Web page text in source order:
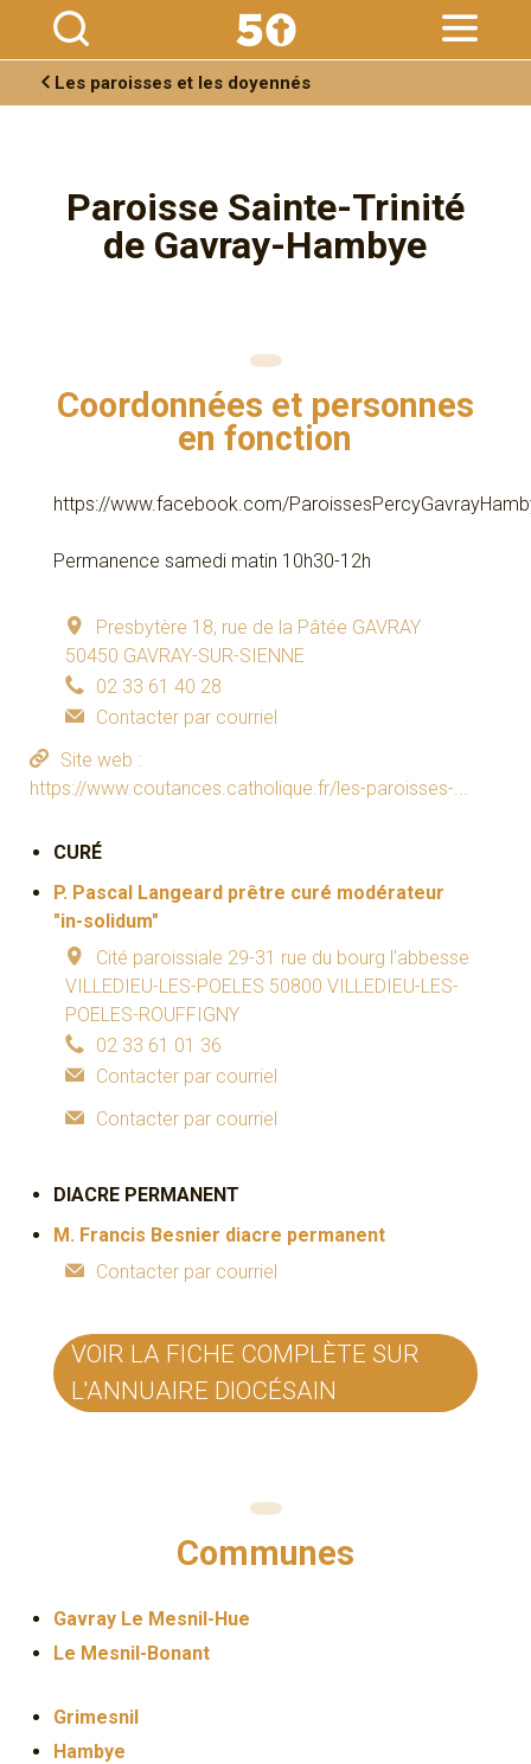
Aller
personnels
Les paroisses et les doyennés
Paroisse Sainte-Trinité
de Gavray-Hambye
Coordonnées et personnes
en fonction
https://www.facebook.com/
Permanence samedi matin 10h30-12h
Presbytère 18, rue de la Pâtée GAVRAY
50450 GAVRAY-SUR-SIENNE
02 33 61 40 28
Contacter par courriel
Site web :
https://www.coutances.catholique.fr/les-paroisses-...
CURÉ
P. Pascal Langeard prêtre curé modérateur
"in-solidum"
Cité paroissiale 29-31 rue du bourg l'abbesse
VILLEDIEU-LES-POELES 50800 VILLEDIEU-LES-
POELES-ROUFFIGNY
02 33 61 01 36
Contacter par courriel
Contacter par courriel
DIACRE PERMANENT
M. Francis Besnier diacre permanent
Contacter par courriel
VOIR LA FICHE COMPLÈTE SUR
L'ANNUAIRE DIOCÉSAIN
Communes
Gavray Le Mesnil-Hue
Le Mesnil-Bonant
Grimesnil
Hambye